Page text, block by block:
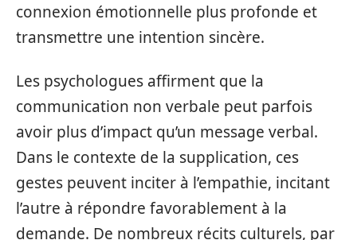
connexion émotionnelle plus profonde et
transmettre une intention sincère.
Les psychologues affirment que la
communication non verbale peut parfois
avoir plus d’impact qu’un message verbal.
Dans le contexte de la supplication, ces
gestes peuvent inciter à l’empathie, incitant
l’autre à répondre favorablement à la
demande. De nombreux récits culturels, par